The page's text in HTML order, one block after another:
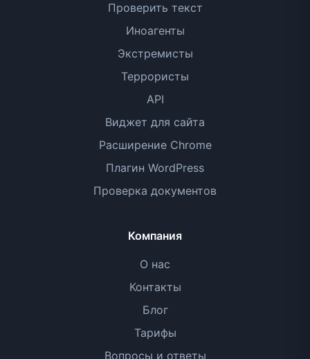
Проверить текст
Иноагенты
Экстремисты
Террористы
API
Виджет для сайта
Расширение Chrome
Плагин WordPress
Проверка документов
Компания
О нас
Контакты
Блог
Тарифы
Вопросы и ответы